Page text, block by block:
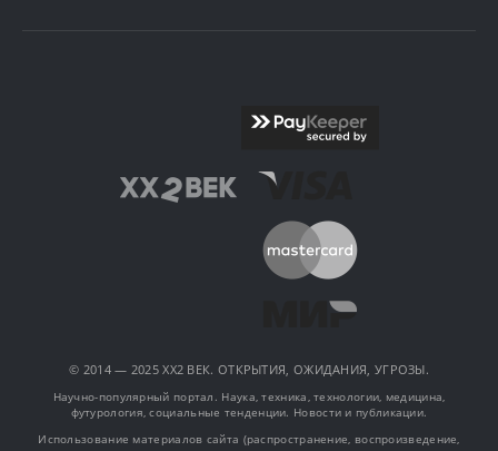
© 2014 — 2025 XX2 ВЕК. ОТКРЫТИЯ, ОЖИДАНИЯ, УГРОЗЫ.
Научно-популярный портал. Наука, техника, технологии, медицина,
футурология, социальные тенденции. Новости и публикации.
Использование материалов сайта (распространение, воспроизведение,